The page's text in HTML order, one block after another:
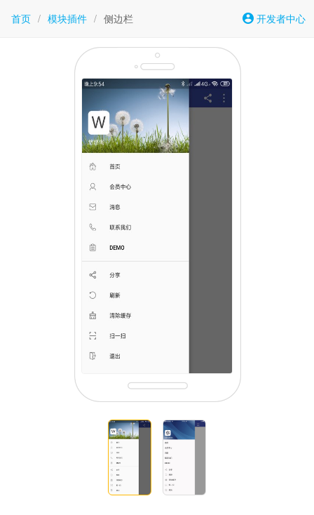
首页 / 模块插件 / 侧边栏 开发者中心